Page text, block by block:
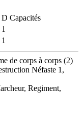
D Capacités
1
1
de corps à corps (2)
Néfaste 1,
Regiment,